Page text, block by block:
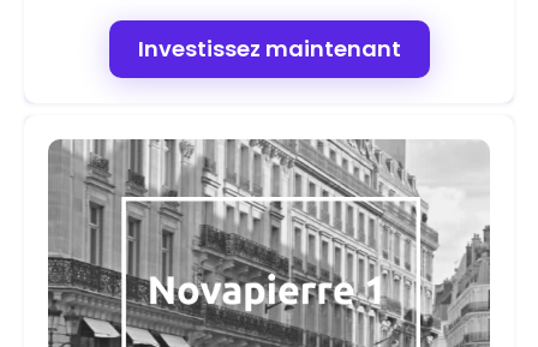
Investissez maintenant